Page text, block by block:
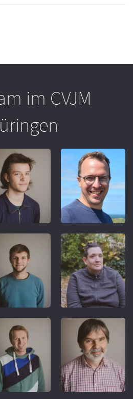
im CVJM
REFERENT